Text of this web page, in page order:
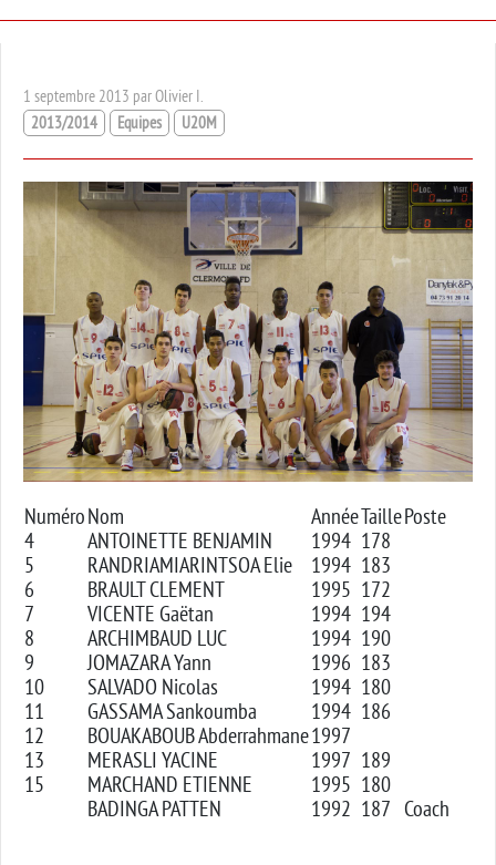
1 septembre 2013 par Olivier I.
2013/2014
Equipes U20M
NuméroNom AnnéeTaillePoste
4
ANTOINETTE BENJAMIN 1994 178
5
RANDRIAMIARINTSOA Elie 1994 183
6
BRAULT CLEMENT 1995 172
7
VICENTE Gaëtan 1994 194
8
ARCHIMBAUD LUC 1994 190
9
JOMAZARA Yann 1996 183
10
SALVADO Nicolas 1994 180
11
GASSAMA Sankoumba 1994 186
12
BOUAKABOUB Abderrahmane1997
13
MERASLI YACINE 1997 189
15
MARCHAND ETIENNE 1995 180
BADINGA PATTEN
1992 187 Coach